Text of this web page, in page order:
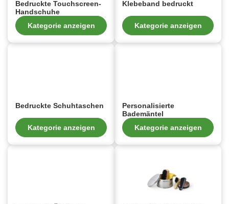
Bedruckte Touchscreen-
Handschuhe
Kategorie anzeigen
Klebeband bedruckt
Kategorie anzeigen
Bedruckte Schuhtaschen
Kategorie anzeigen
Personalisierte
Bademäntel
Kategorie anzeigen